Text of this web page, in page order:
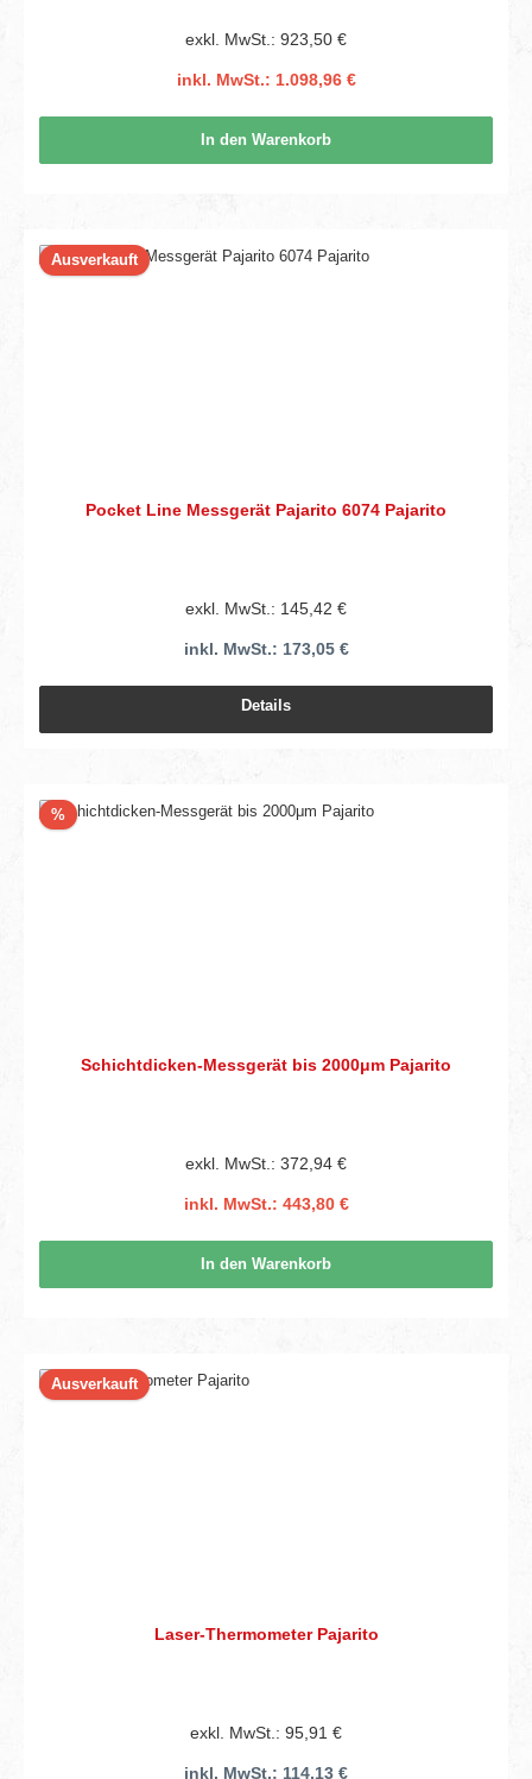
exkl. MwSt.: 923,50 €
inkl. MwSt.: 1.098,96 €
In den Warenkorb
Ausverkauft
Pocket Line Messgerät Pajarito 6074 Pajarito
exkl. MwSt.: 145,42 €
inkl. MwSt.: 173,05 €
Details
%Rabatt
Schichtdicken-Messgerät bis 2000μm Pajarito
exkl. MwSt.: 372,94 €
inkl. MwSt.: 443,80 €
In den Warenkorb
Ausverkauft
Laser-Thermometer Pajarito
exkl. MwSt.: 95,91 €
inkl. MwSt.: 114,13 €